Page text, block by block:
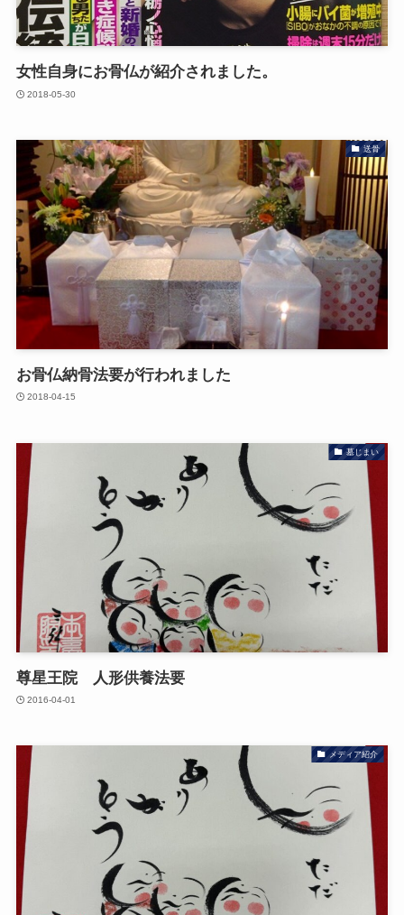
女性自身にお骨仏が紹介されました。
2018-05-30
送骨
お骨仏納骨法要が行われました
2018-04-15
墓じまい
尊星王院 人形供養法要
2016-04-01
メディア紹介